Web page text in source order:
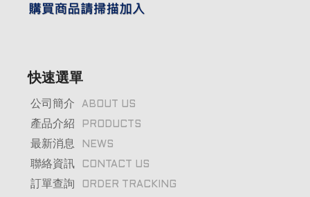
快速選單
公司簡介 ABOUT US
產品介紹 PRODUCTS
最新消息 NEWS
聯絡資訊 CONTACT US
訂單查詢 ORDER TRACKING